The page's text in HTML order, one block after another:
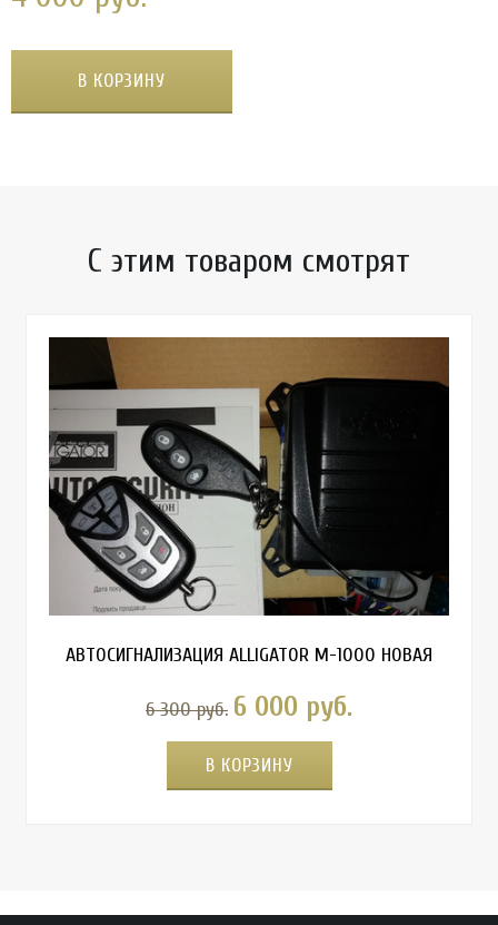
В КОРЗИНУ
С этим товаром смотрят
АВТОСИГНАЛИЗАЦИЯ ALLIGATOR M-1000 НОВАЯ
6 300 руб. 6 000 руб.
В КОРЗИНУ